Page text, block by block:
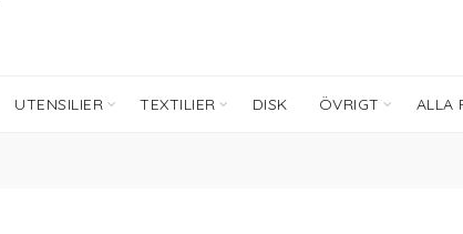
UTENSILIER TEXTILIER DISK ÖVRIGT ALLA